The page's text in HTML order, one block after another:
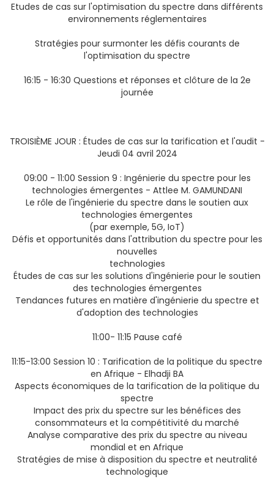
Etudes de cas sur l'optimisation du spectre dans différents
environnements réglementaires
Stratégies pour surmonter les défis courants de
l'optimisation du spectre
16:15 - 16:30 Questions et réponses et clôture de la 2e
journée
TROISIÈME JOUR : Études de cas sur la tarification et l'audit -
Jeudi 04 avril 2024
09:00 - 11:00 Session 9 : Ingénierie du spectre pour les
technologies émergentes - Attlee M. GAMUNDANI
Le rôle de l'ingénierie du spectre dans le soutien aux
technologies émergentes
(par exemple, 5G, IoT)
Défis et opportunités dans l'attribution du spectre pour les
nouvelles
technologies
Études de cas sur les solutions d'ingénierie pour le soutien
des technologies émergentes
Tendances futures en matière d'ingénierie du spectre et
d'adoption des technologies
11:00- 11:15 Pause café
11:15-13:00 Session 10 : Tarification de la politique du spectre
en Afrique - Elhadji BA
Aspects économiques de la tarification de la politique du
spectre
Impact des prix du spectre sur les bénéfices des
consommateurs et la compétitivité du marché
Analyse comparative des prix du spectre au niveau
mondial et en Afrique
Stratégies de mise à disposition du spectre et neutralité
technologique